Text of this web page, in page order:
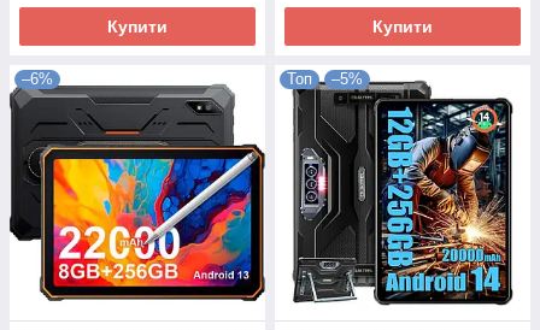
Купити Купити
–6% Топ –5%